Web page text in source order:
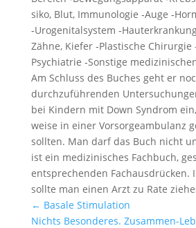
siko, Blut, Immuno­logie ‑Auge
‑Uroge­ni­tal­system
Zähne, Kiefer ‑Plasti­sche Chirurgie
Psych­ia­trie ‑Sonstige
Am Schluss des Buches geht er
durch­zu­füh­renden
bei Kindern mit Down Syndrom
weise in einer Vorsor­ge­am­bu­lanz
sollten. Man darf das Buch nicht
ist ein medizi­ni­sches Fachbuch,
entspre­chenden Fachaus­drü­cken.
sollte man einen Arzt zu Rate
← Basale Stimu­la­tion
Nichts Beson­deres. Zusammen-